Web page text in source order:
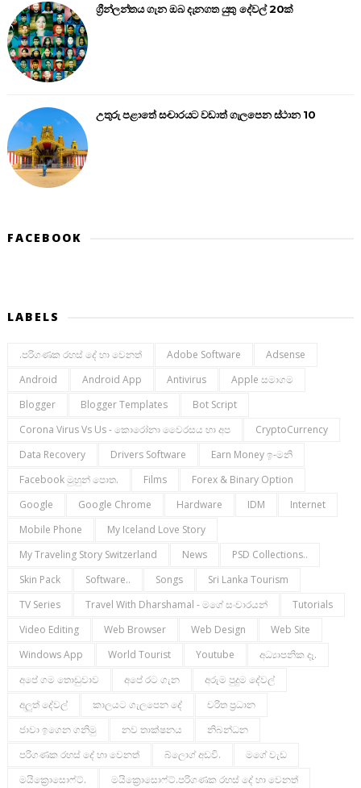
ග්‍රීන්ලන්තය ගැන ඔබ දැනගත යුතු දේවල් 20ක්
උතුරු පළාතේ සංචාරයට වඩාත් ගැලපෙන ස්ථාන 10
FACEBOOK
LABELS
.පරිගණක රහස් දේ හා වෙනත් Adobe Software
Adsense
Android
Android App Antivirus
Apple සමාගම
Blogger
Blogger Templates
Bot Script
Corona Virus Vs Us - කොරෝනා වෛරසය හා අප
CryptoCurrency
Data Recovery
Drivers Software
Earn Money ඉ-මනි
Facebook මුහුන් පොත.
Films
Forex & Binary Option
Google
Google Chrome Hardware IDM
Internet
Mobile Phone
My Iceland Love Story
My Traveling Story Switzerland
News
PSD Collections..
Skin Pack
Software.. Songs
Sri Lanka Tourism
TV Series
Travel With Dharshamal - මගේ සංචාරයන්
Tutorials
Video Editing
Web Browser Web Design
Web Site
Windows App
World Tourist Youtube
අධ්‍යාපනික දෑ.
අපේ ගම තොඩුවාව
අපේ රට ගැන
අරුම පුදුම දේවල්
අලුත් දේවල්
කාලයට ගැලපෙන දේ
චරිත ප්‍රධාන
ජාවා ඉගෙන ගනිමු
නව තාක්ෂනය
නිබන්ධන
පරිගණක රහස් දේ හා වෙනත්
බ්ලොග් අඩවි.
මගේ වැඩ
මයික්‍රොසොෆ්ට්.
මයික්‍රොසොෆ්ට්.පරිගණක රහස් දේ හා වෙනත්